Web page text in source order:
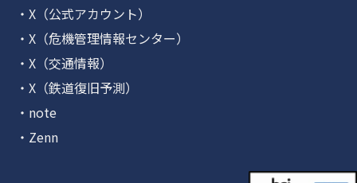
・X（公式アカウント）
・X（危機管理情報センター）
・X（交通情報）
・X（鉄道復旧予測）
・note
・Zenn